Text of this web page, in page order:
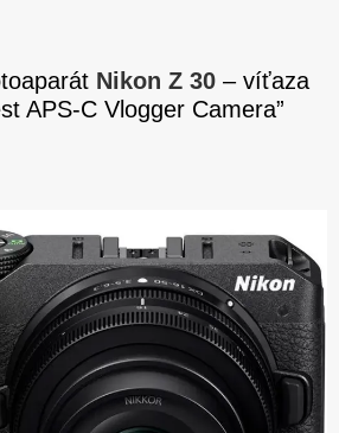
Nikon Z 30 – víťaza
APS-C Vlogger Camera”